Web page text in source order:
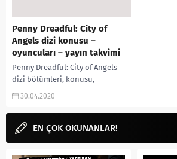
Penny Dreadful: City of
Angels dizi konusu –
oyuncuları – yayın takvimi
Penny Dreadful: City of Angels
dizi bölümleri, konusu,
oyuncuları, bölüm takvimleri,
çıkacak, 1.bölüm gibi
aramalarınıza yorum...
30.04.2020
EN ÇOK OKUNANLAR!